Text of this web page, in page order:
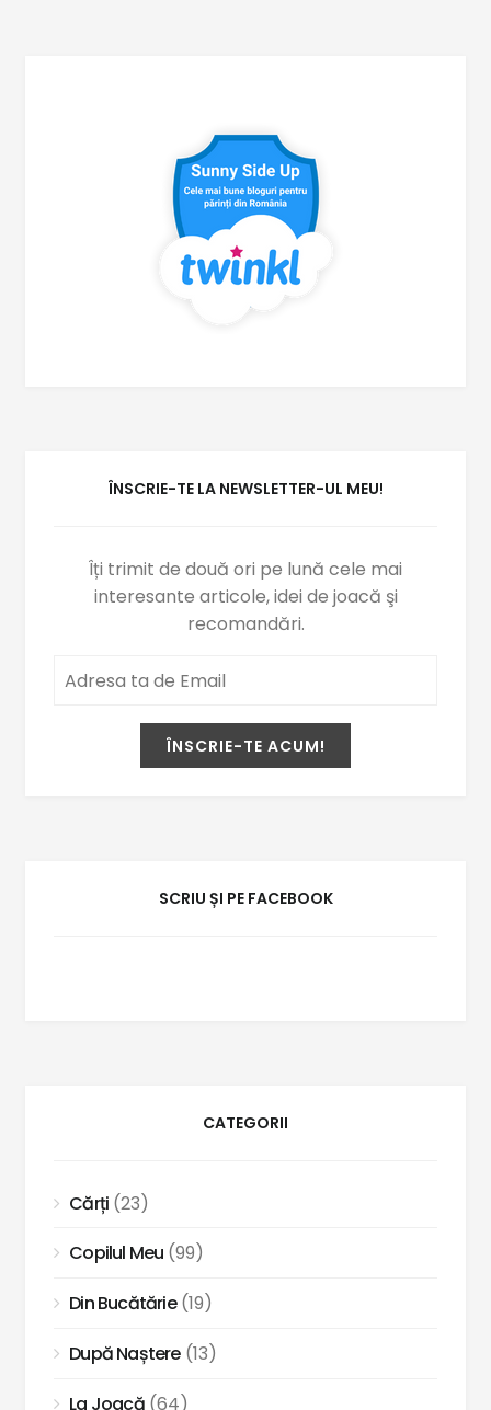
ÎNSCRIE-TE LA NEWSLETTER-UL MEU!
Îți trimit de două ori pe lună cele mai
interesante articole, idei de joacă şi
recomandări.
SCRIU ȘI PE FACEBOOK
CATEGORII
Cărți (23)
Copilul Meu (99)
Din Bucătărie(19)
După Naștere(13)
La Joacă(64)